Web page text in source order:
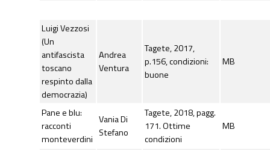
Luigi Vezzosi
(Un
antifascista
toscano
respinto dalla
democrazia)
Andrea
Ventura
Tagete, 2017,
p.156, condizioni:
buone
MB
Pane e blu:
racconti
monteverdini
Vania Di
Stefano
Tagete, 2018, pagg.
171. Ottime
condizioni
MB